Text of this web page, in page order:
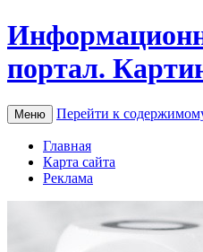
портал.
Меню Перейти к
Главная
Карта сайта
Реклама